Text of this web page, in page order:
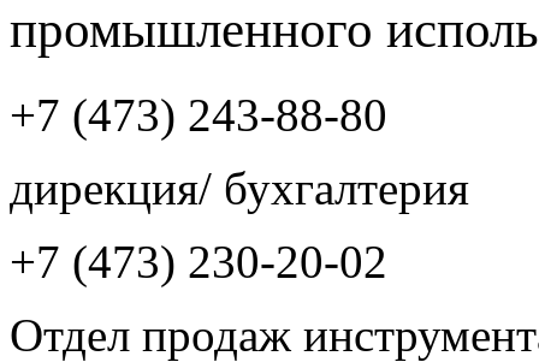
промышленного
+7 (473) 243-88-80
дирекция/ бухгалтерия
+7 (473) 230-20-02
Отдел продаж